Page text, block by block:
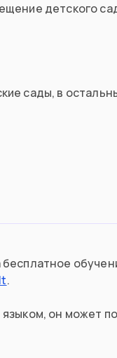
детского
сады, в
.
он может